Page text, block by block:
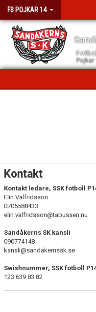
FB POJKAR 14
Pojkar
BILDGALLERI
KONTAKT
BÖRJA SPELA MED POJKAR
Kontakt
Kontakt ledare, SSK fotboll
Elin Valfridsson
0705588433
elin.valfridsson@tabussen.nu
Sandåkerns SK kansli
090774148
kansli@sandakernssk.se
Swishnummer, SSK fotboll
123 639 83 82